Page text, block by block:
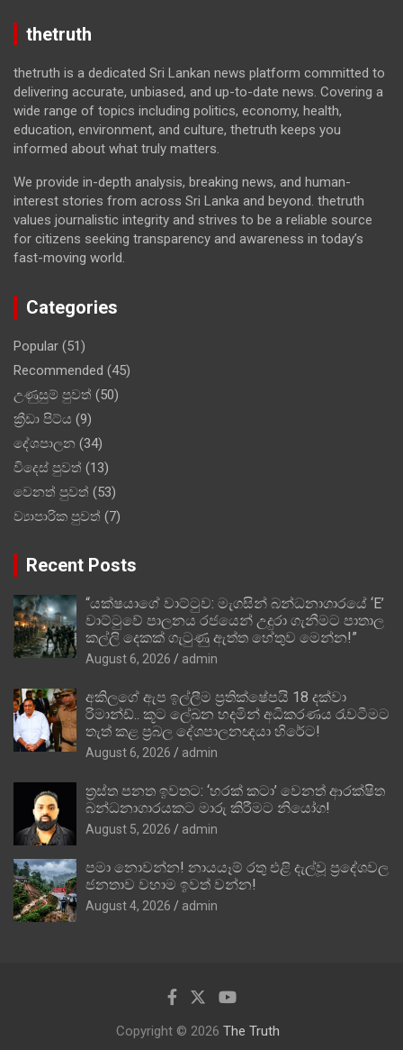
thetruth
thetruth is a dedicated Sri Lankan news platform committed to
delivering accurate, unbiased, and up-to-date news. Covering a
wide range of topics including politics, economy, health,
education, environment, and culture, thetruth keeps you
informed about what truly matters.
We provide in-depth analysis, breaking news, and human-
interest stories from across Sri Lanka and beyond. thetruth
values journalistic integrity and strives to be a reliable source
for citizens seeking transparency and awareness in today’s
fast-moving world.
Categories
Popular (51)
Recommended (45)
උණුසුම් පුවත් (50)
ක්‍රීඩා පිට්ය (9)
දේශපාලන (34)
විදෙස් පුවත් (13)
වෙනත් පුවත් (53)
ව්‍යාපාරික පුවත් (7)
Recent Posts
“යක්ෂයාගේ වාට්ටුව: මැගසින් බන්ධනාගාරයේ ‘E’
වාට්ටුවේ පාලනය රජයෙන් උදුරා ගැනීමට පාතාල
කල්ලි දෙකක් ගැටුණු ඇත්ත හේතුව මෙන්න!”
August 6, 2026 admin
අකිලගේ ඇප ඉල්ලීම ප්‍රතික්ෂේපයි 18 දක්වා
රිමාන්ඩ්.. කූට ලේඛන හදමින් අධිකරණය රැවටීමට
තැත් කළ ප්‍රබල දේශපාලනඥයා හිරේට!
August 6, 2026 admin
ත්‍රස්ත පනත ඉවතට: ‘හරක් කටා’ වෙනත් ආරක්ෂිත
බන්ධනාගාරයකට මාරු කිරීමට නියෝග!
August 5, 2026 admin
පමා නොවන්න! නායයෑම් රතු එළි දැල්වූ ප්‍රදේශවල
ජනතාව වහාම ඉවත් වන්න!
August 4, 2026 admin
Copyright © 2026 The Truth